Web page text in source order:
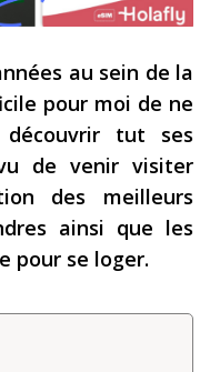
au sein de la
pour moi de ne
tut ses
de venir visiter
des meilleurs
ainsi que les
pour se loger.